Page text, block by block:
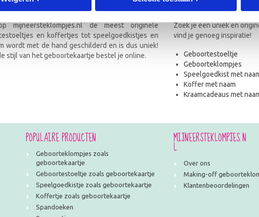
mijneersteklompjes.nl de meest originele
en koffertjes tot speelgoedkistjes en
wordt met de hand geschilderd en is dus uniek!
stijl van het geboortekaartje bestel je online.
Uitgebreid
Zoek je een uniek en
vind je genoeg inspiratie!
Geboortestoeltje
Geboorteklompjes
Speelgoedkist met
Koffer met naam
Kraamcadeaus met
POPULAIRE PRODUCTEN
Geboorteklompjes zoals
geboortekaartje
Geboortestoeltje zoals geboortekaartje
Speelgoedkistje zoals geboortekaartje
Koffertje zoals geboortekaartje
Spandoeken
MIJNEERSTEKLOMPJES.N
L
Over ons
Making-off
Klantenbeoordelingen